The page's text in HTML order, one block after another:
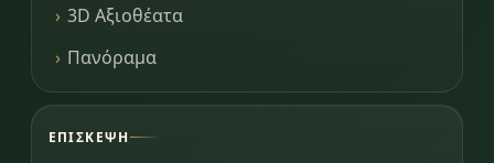
3D Αξιοθέατα
Πανόραμα
ΕΠΊΣΚΕΨΗ